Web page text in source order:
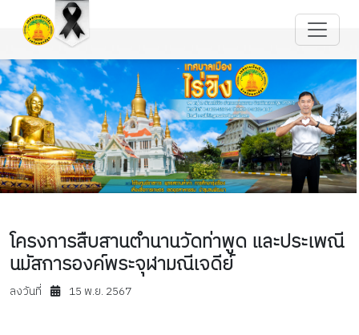
โครงการสืบสานตำนานวัดท่าพูด และประเพณี
นมัสการองค์พระจุฬามณีเจดีย์
ลงวันที่ 15 พ.ย. 2567